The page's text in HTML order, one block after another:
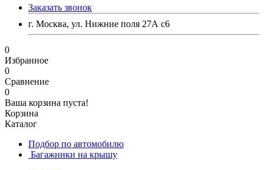
Заказать звонок
г. Москва, ул. Нижние поля 27А с6
0
Избранное
0
Сравнение
0
Ваша корзина пуста!
Корзина
Каталог
Подбор по автомобилю
Багажники на крышу